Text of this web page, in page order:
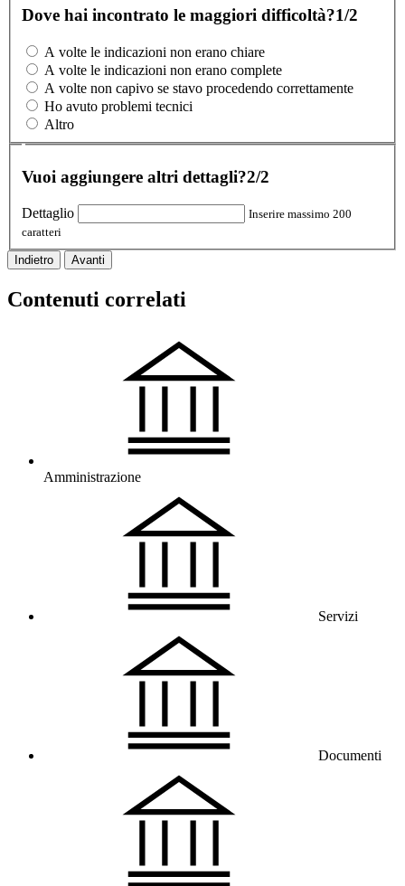
Dove hai incontrato le maggiori difficoltà?1/2
A volte le indicazioni non erano chiare
A volte le indicazioni non erano complete
A volte non capivo se stavo procedendo correttamente
Ho avuto problemi tecnici
Altro
Vuoi aggiungere altri dettagli?2/2
Dettaglio
Inserire massimo 200
caratteri
Indietro Avanti
Contenuti correlati
Amministrazione
Servizi
Documenti